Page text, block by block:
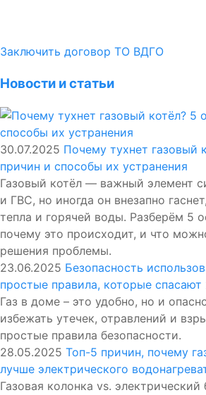
Заключить договор ТО ВДГО
Новости и статьи
30.07.2025 Почему тухнет газовый
причин и способы их устранения
Газовый котёл — важный элемент
и ГВС, но иногда он внезапно
тепла и горячей воды. Разберём 5
почему это происходит, и что
решения проблемы.
23.06.2025 Безопасность
простые правила, которые спасают
Газ в доме – это удобно, но и
избежать утечек, отравлений и
простые правила безопасности.
28.05.2025 Топ-5 причин, почему
лучше электрического
Газовая колонка vs. электрический